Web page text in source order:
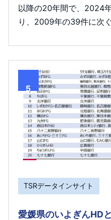
以降の20年間で、2024
り、2009年の39件に次
5
TSRデータインサイト
愛媛県のいよぎんHD